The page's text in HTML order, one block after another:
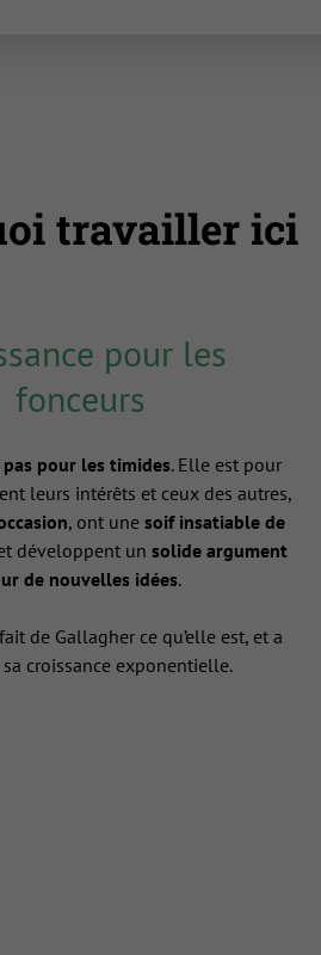
travailler ici
pour les
fonceurs
pas pour les timides. Elle est pour
leurs intérêts et ceux des autres,
, ont une soif insatiable de
développent un solide argument
de nouvelles idées.
de Gallagher ce qu’elle est, et a
croissance exponentielle.